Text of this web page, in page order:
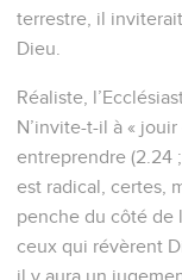
terrestre, il
Dieu.
Réaliste,
N’invite-t-il à «
entreprendre (2.24 ;
est radical, certes,
penche du côté de
ceux qui révèrent
il y aura un